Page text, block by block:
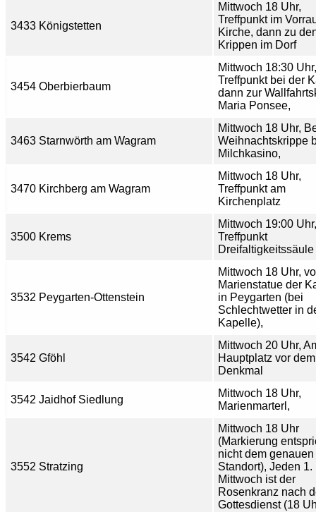
3433 Königstetten
Mittwoch 18 Uhr,
Treffpunkt im
Kirche, dann zu
Krippen im Dorf
3454 Oberbierbaum
Mittwoch 18:30 Uhr,
Treffpunkt bei der
dann zur
Maria Ponsee,
3463 Starnwörth am Wagram
Mittwoch 18 Uhr,
Weihnachtskrippe
Milchkasino,
3470 Kirchberg am Wagram
Mittwoch 18 Uhr,
Treffpunkt am
Kirchenplatz
3500 Krems
Mittwoch 19:00 Uhr,
Treffpunkt
Dreifaltigkeitssäule
3532 Peygarten-Ottenstein
Mittwoch 18 Uhr,
Marienstatue der
in Peygarten (bei
Schlechtwetter in
Kapelle),
3542 Gföhl
Mittwoch 20 Uhr,
Hauptplatz vor
Denkmal
3542 Jaidhof Siedlung
Mittwoch 18 Uhr,
Marienmarterl,
3552 Stratzing
Mittwoch 18 Uhr
(Markierung
nicht dem genauen
Standort), Jeden 1.
Mittwoch ist der
Rosenkranz nach
Gottesdienst (18